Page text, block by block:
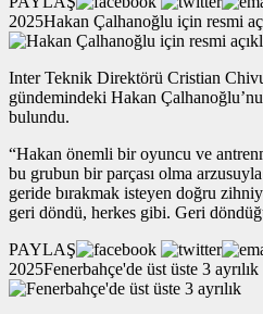
2025Hakan Çalhanoğlu için resmi
Inter Teknik Direktörü Cristian
gündemindeki Hakan
bulundu.
“Hakan önemli bir oyuncu ve
bu grubun bir parçası olma
geride bırakmak isteyen doğru
geri döndü, herkes gibi. Geri
PAYLAŞ
2025Fenerbahçe'de üst üste 3 ayrılık